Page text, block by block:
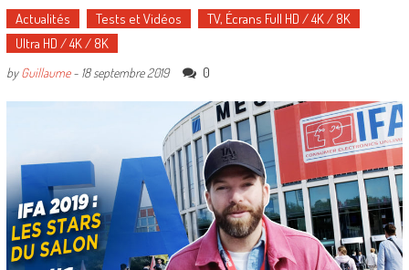
Actualités Tests et Vidéos
TV, Écrans Full HD / 4K / 8K
Ultra HD / 4K / 8K
byGuillaume- 18 septembre 2019 0